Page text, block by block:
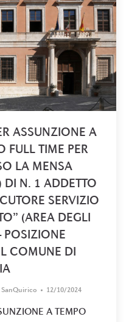
ASSUNZIONE A
FULL TIME PER
LA MENSA
DI N. 1 ADDETTO
SERVIZIO
(AREA DEGLI
POSIZIONE
COMUNE DI
SanQuirico 12/10/2024
A TEMPO